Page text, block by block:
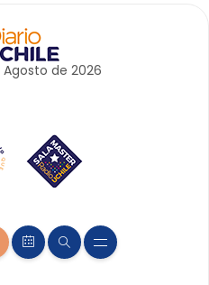
Agosto de 2026